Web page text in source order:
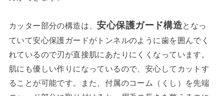
カッター部分の構造は、安心保護ガード構造となっ
ていて安心保護ガードがトンネルのように歯を囲んでく
れているので刃が直接肌にあたりにくくなっています。
肌にも優しい作りになっているので、安心してカットす
ることが可能です。また、付属のコーム（くし）を先端